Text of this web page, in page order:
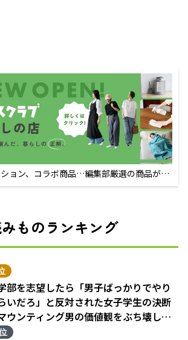
ョン、コラボ商品…編集部厳選の商品が買
ものランキング
部を志望したら「男子ばっかりでやり
いだろ」と反対された女子学生の決断
ウンティング男の価値観をぶち壊した
（1）